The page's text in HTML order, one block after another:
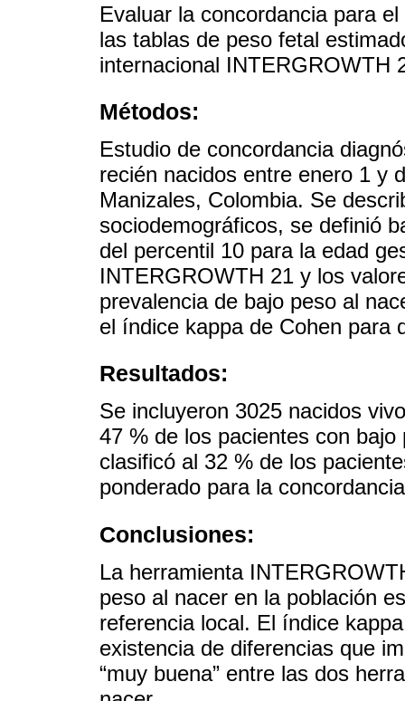
Evaluar la concordancia para
las tablas de peso fetal
internacional INTERGROWTH
Métodos:
Estudio de concordancia
recién nacidos entre enero 1 y
Manizales, Colombia. Se
sociodemográficos, se definió
del percentil 10 para la edad
INTERGROWTH 21 y los
prevalencia de bajo peso al
el índice kappa de Cohen para
Resultados:
Se incluyeron 3025 nacidos
47 % de los pacientes con
clasificó al 32 % de los
ponderado para la
Conclusiones:
La herramienta
peso al nacer en la población
referencia local. El índice
existencia de diferencias que
“muy buena” entre las dos